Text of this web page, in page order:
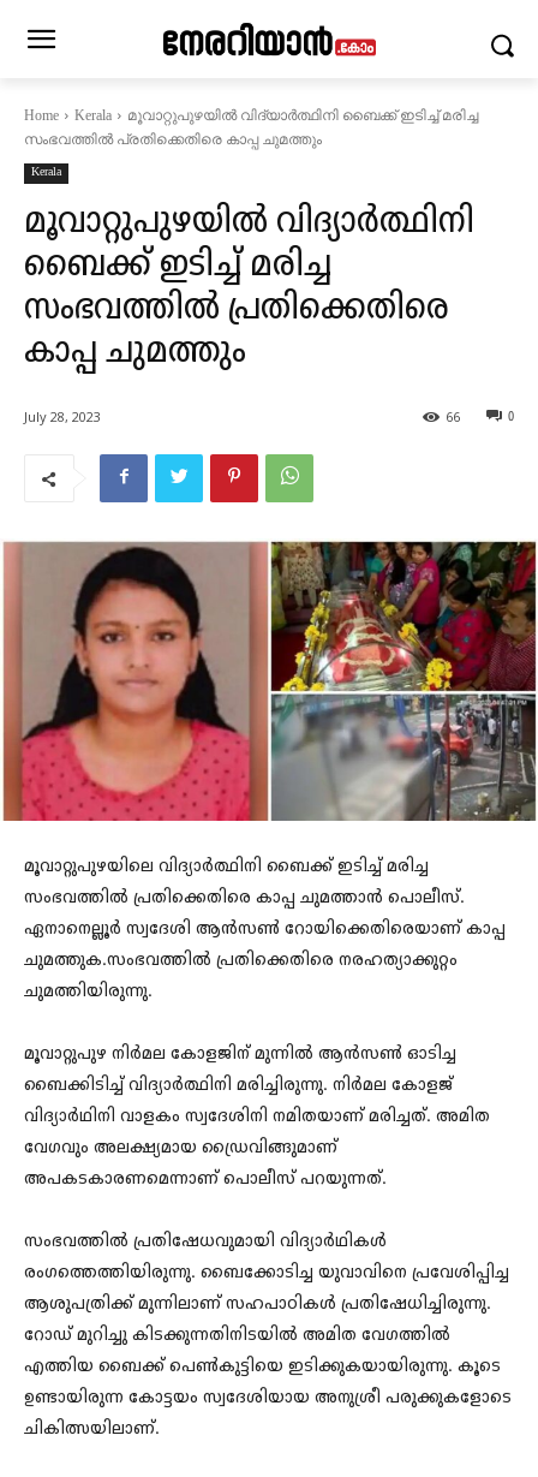
Home Kerala
മൂവാറ്റുപുഴയില്‍ വിദ്യാര്‍ത്ഥിനി ബൈക്ക് ഇടിച്ച് മരിച്ച
സംഭവത്തിൽ പ്രതിക്കെതിരെ കാപ്പ ചുമത്തും
Kerala
മൂവാറ്റുപുഴയില്‍ വിദ്യാര്‍ത്ഥിനി
ബൈക്ക് ഇടിച്ച് മരിച്ച
സംഭവത്തിൽ പ്രതിക്കെതിരെ
കാപ്പ ചുമത്തും
July 28, 2023 0
66
മൂവാറ്റുപുഴയിലെ വിദ്യാര്‍ത്ഥിനി ബൈക്ക് ഇടിച്ച് മരിച്ച
സംഭവത്തില്‍ പ്രതിക്കെതിരെ കാപ്പ ചുമത്താന്‍ പൊലീസ്.
ഏനാനെല്ലൂര്‍ സ്വദേശി ആന്‍സണ്‍ റോയിക്കെതിരെയാണ് കാപ്പ
ചുമത്തുക.സംഭവത്തില്‍ പ്രതിക്കെതിരെ നരഹത്യാക്കുറ്റം
ചുമത്തിയിരുന്നു.
മൂവാറ്റുപുഴ നിര്‍മല കോളജിന് മുന്നില്‍ ആന്‍സണ്‍ ഓടിച്ച
ബൈക്കിടിച്ച് വിദ്യാര്‍ത്ഥിനി മരിച്ചിരുന്നു. നിര്‍മല കോളജ്
വിദ്യാര്‍ഥിനി വാളകം സ്വദേശിനി നമിതയാണ് മരിച്ചത്. അമിത
വേഗവും അലക്ഷ്യമായ ഡ്രൈവിങ്ങുമാണ്
അപകടകാരണമെന്നാണ് പൊലീസ് പറയുന്നത്.
സംഭവത്തില്‍ പ്രതിഷേധവുമായി വിദ്യാര്‍ഥികള്‍
രംഗത്തെത്തിയിരുന്നു. ബൈക്കോടിച്ച യുവാവിനെ പ്രവേശിപ്പിച്ച
ആശുപത്രിക്ക് മുന്നിലാണ് സഹപാഠികള്‍ പ്രതിഷേധിച്ചിരുന്നു.
റോഡ് മുറിച്ചു കിടക്കുന്നതിനിടയില്‍ അമിത വേഗത്തില്‍
എത്തിയ ബൈക്ക് പെണ്‍കുട്ടിയെ ഇടിക്കുകയായിരുന്നു. കൂടെ
ഉണ്ടായിരുന്ന കോട്ടയം സ്വദേശിയായ അനുശ്രീ പരുക്കുകളോടെ
ചികിത്സയിലാണ്.